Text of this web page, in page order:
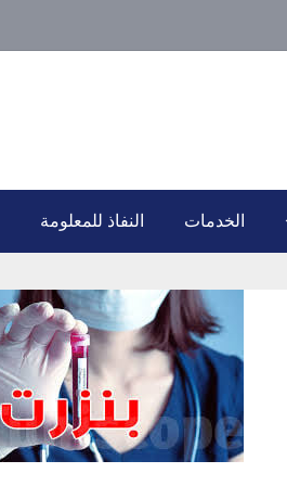
الخدمات النفاذ للمعلومة